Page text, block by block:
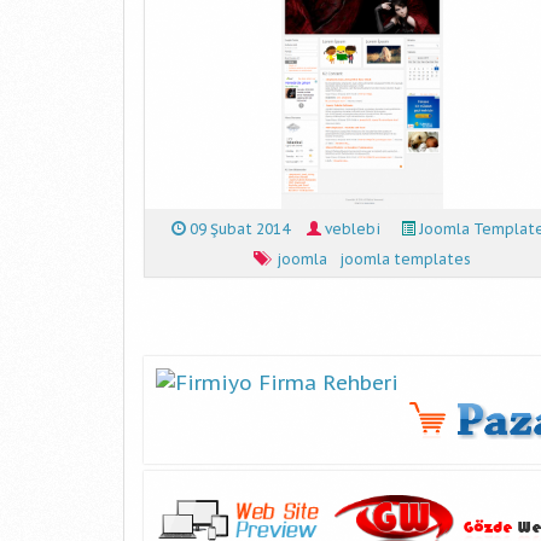
09 Şubat 2014 veblebi
Joomla
joomla
joomla templates